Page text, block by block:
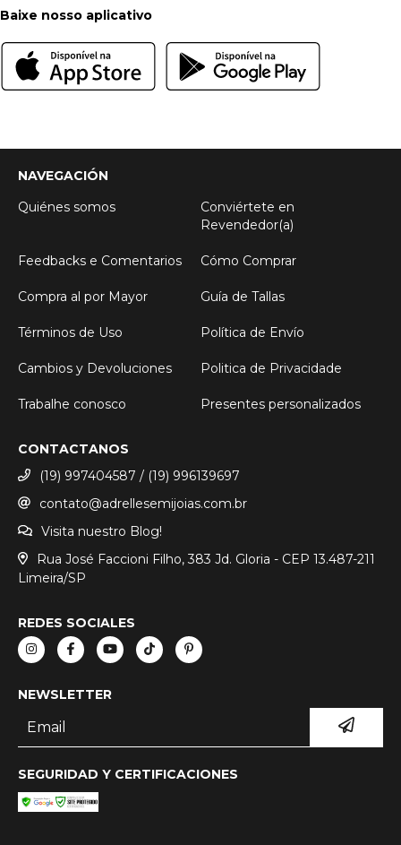
Baixe nosso aplicativo
NAVEGACIÓN
Quiénes somos
Conviértete en
Revendedor(a)
Feedbacks e Comentarios Cómo Comprar
Compra al por Mayor Guía de Tallas
Términos de Uso Política de Envío
Cambios y Devoluciones Politica de Privacidade
Trabalhe conosco Presentes personalizados
CONTACTANOS
(19) 997404587 / (19) 996139697
contato@adrellesemijoias.com.br
Visita nuestro Blog!
Rua José Faccioni Filho, 383 Jd. Gloria - CEP 13.487-211
Limeira/SP
REDES SOCIALES
NEWSLETTER
SEGURIDAD Y CERTIFICACIONES